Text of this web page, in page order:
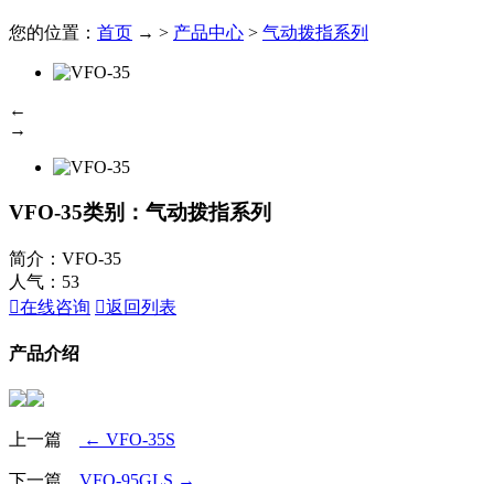
您的位置： 首页 → > 产品中心 > 气动拨指系列
←
→
VFO-35类别：气动拨指系列
简介：VFO-35
人气： 53
在线咨询 返回列表
产品介绍
上一篇 ← VFO-35S